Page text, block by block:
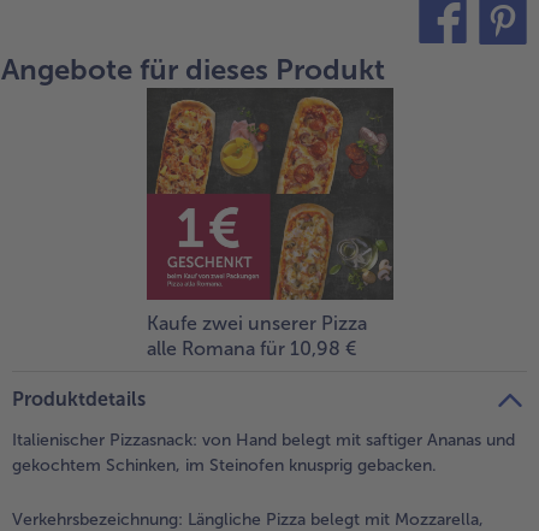
alle Kuchen & Torten
Süßspeisen
alle Süßspeisen
Obst
alle Obst
Wein & Spirituosen
Küchenutensilien
alle bofrost*free
bofrost*high Protein
alle bofrost*high Protein
bofrost*plus.
alle bofrost*plus.
Angebote für dieses Produkt
Kaufe zwei unserer Pizza
alle Romana für 10,98 €
Produktdetails
Italienischer Pizzasnack: von Hand belegt mit saftiger Ananas und
gekochtem Schinken, im Steinofen knusprig gebacken.
Verkehrsbezeichnung: Längliche Pizza belegt mit Mozzarella,